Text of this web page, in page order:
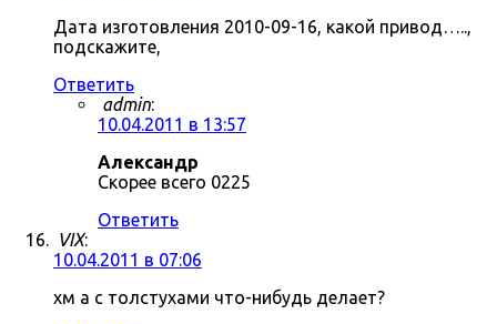
Дата изготовления 2010-09-16, какой привод…..,
подскажите,
Ответить
admin:
10.04.2011 в 13:57
Александр
Скорее всего 0225
Ответить
VIX:
10.04.2011 в 07:06
хм а с толстухами что-нибудь делает?